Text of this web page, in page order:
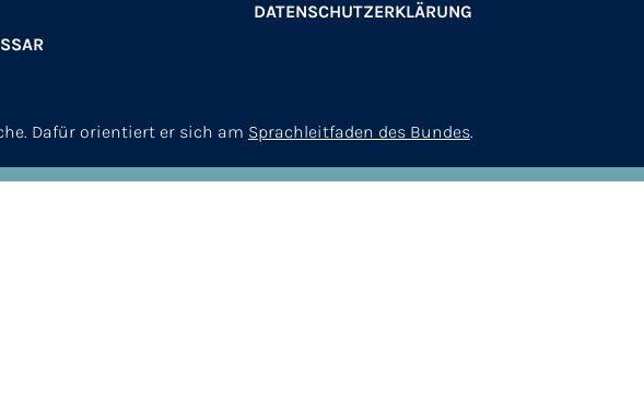
DATENSCHUTZERKLÄRUNG
Dafür orientiert er sich am Sprachleitfaden des Bundes.